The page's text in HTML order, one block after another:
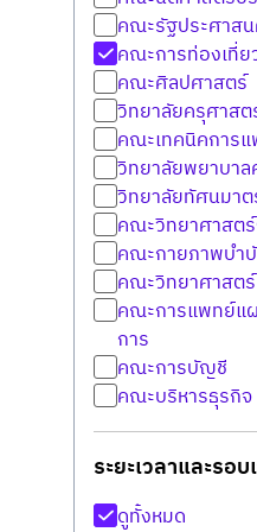
คณะรัฐประศาส
คณะการท่องเที่ย
คณะศิลปศาสตร์
วิทยาลัยครุศาส
คณะเทคนิคการ
วิทยาลัยพยาบา
วิทยาลัยทัศนมา
คณะวิทยาศาสต
คณะกายภาพบำ
คณะวิทยาศาสตร์
คณะการแพทย์แ
การ
คณะการบัญชี
คณะบริหารธุรกิจ
ระยะเวลาและรอ
ดูทั้งหมด